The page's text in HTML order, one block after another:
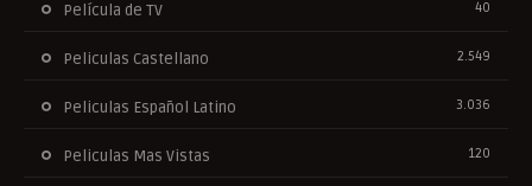
Película de TV 40
Peliculas Castellano 2.549
Peliculas Español Latino 3.036
Peliculas Mas Vistas 120